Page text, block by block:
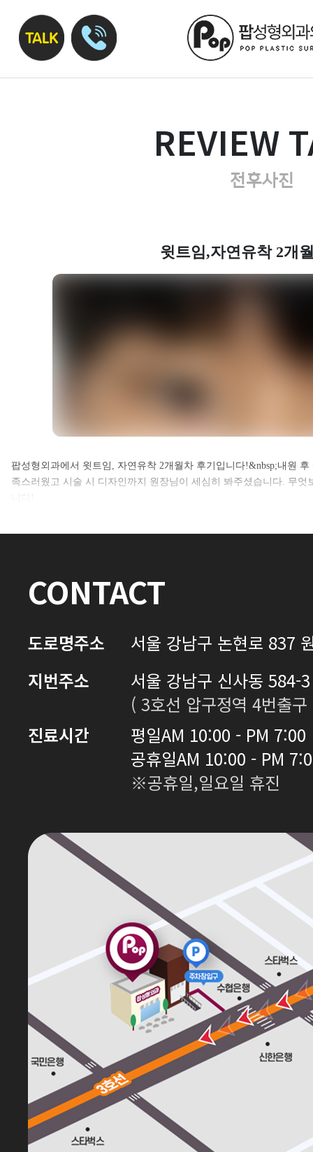
REVIEW
전후사진
윗트임,자연유착 2개
셀카후기 전체 내용은
로그인 후 확인하실 수 있습니다.
팝성형외과에서 윗트임, 자연유착 2개월차 후기입니다!&nbsp;내원
족스러웠고 시술 시 디자인까지 원장님이 세심히 봐주셨습니다. 무
니다!
CONTACT
도로명주소
서울 강남구 논현로 837
지번주소
서울 강남구 신사동 584-
( 3호선 압구정역 4번출
진료시간
평일AM 10:00 - PM 7:00
공휴일AM 10:00 - PM
※공휴일,일요일 휴진